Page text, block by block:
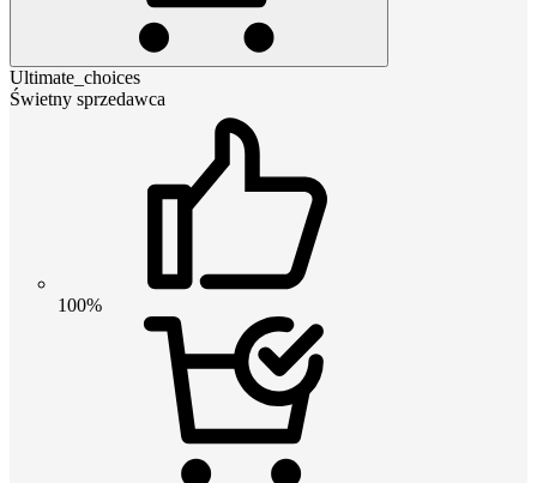
Ultimate_choices
Świetny sprzedawca
100%